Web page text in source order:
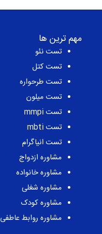
مهم ترین ها
تست نئو
تست کتل
تست طرحواره
تست میلون
تست mmpi
تست mbti
تست انیاگرام
مشاوره ازدواج
مشاوره خانواده
مشاوره شغلی
مشاوره کودک
مشاوره روابط عاطفی